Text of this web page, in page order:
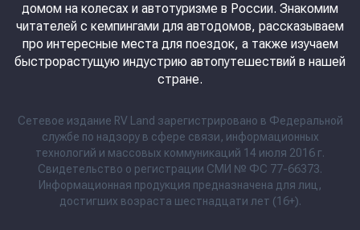
домом на колесах и автотуризме в России. Знакомим
читателей с кемпингами для автодомов, рассказываем
про интересные места для поездок, а также изучаем
быстрорастущую индустрию автопутешествий в нашей
стране.
Сетевое издание RV Land зарегистрировано в Федеральной
службе по надзору в сфере связи, информационных
технологий и массовых коммуникаций 14 июля 2016 г.
Свидетельство о регистрации СМИ № ФС 77-66373.
Информационная продукция предназначена для лиц,
достигших возраста шестнадцати лет (16+).